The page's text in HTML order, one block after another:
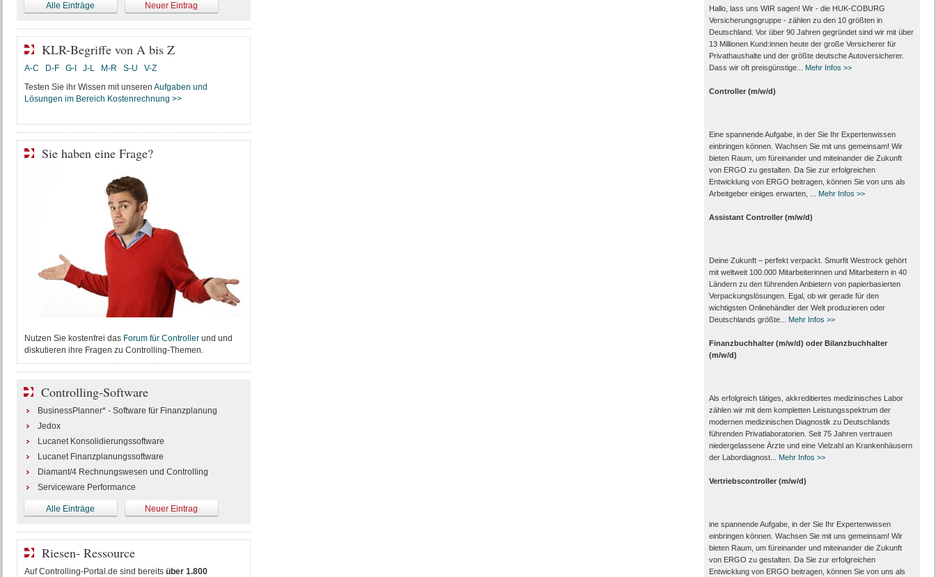
Alle Einträge Neuer Eintrag
KLR-Begriffe von A bis Z
A-C D-F G-I J-L M-R S-U
V-Z
Testen Sie ihr Wissen mit unseren Aufgaben und
Lösungen im Bereich Kostenrechnung >>
Sie haben eine Frage?
Nutzen Sie kostenfrei das Forum für Controllerund und
diskutieren ihre Fragen zu Controlling-Themen.
Controlling-Software
BusinessPlanner* - Software für Finanzplanung
Jedox
Lucanet Konsolidierungssoftware
Lucanet Finanzplanungssoftware
Diamant/4 Rechnungswesen und Controlling
Serviceware Performance
Alle Einträge Neuer Eintrag
Riesen- Ressource
Auf Controlling-Portal.de sind bereits über 1.800
Hallo, lass uns WIR sagen! Wir - die HUK-COBURG
Versicherungsgruppe - zählen zu den 10 größten in
Deutschland. Vor über 90 Jahren gegründet sind wir mit über
13 Millionen Kund:innen heute der große Versicherer für
Privathaushalte und der größte deutsche Autoversicherer.
Dass wir oft preisgünstige...
Mehr Infos >>
Controller (m/w/d)
Eine spannende Aufgabe, in der Sie Ihr Expertenwissen
einbringen können. Wachsen Sie mit uns gemeinsam! Wir
bieten Raum, um füreinander und miteinander die Zukunft
von ERGO zu gestalten. Da Sie zur erfolgreichen
Entwicklung von ERGO beitragen, können Sie von uns als
Arbeitgeber einiges erwarten, ...
Mehr Infos >>
Assistant Controller (m/w/d)
Deine Zukunft – perfekt verpackt. Smurfit Westrock gehört
mit weltweit 100.000 Mitarbeiter­innen und Mitarbeitern in 40
Ländern zu den führenden Anbietern von papier­basierten
Verpackungs­lösungen. Egal, ob wir gerade für den
wichtigsten Onlinehändler der Welt produzieren oder
Deutschlands größte...
Mehr Infos >>
Finanzbuchhalter (m/w/d) oder Bilanzbuchhalter
(m/w/d)
Als erfolgreich tätiges, akkreditiertes medizinisches Labor
zählen wir mit dem kompletten Leistungs­spektrum der
modernen medizinischen Diagnostik zu Deutschlands
führenden Privat­laboratorien. Seit 75 Jahren vertrauen
nieder­gelassene Ärzte und eine Vielzahl an Kranken­häusern
der Labor­diagnost...
Mehr Infos >>
Vertriebscontroller (m/w/d)
ine spannende Aufgabe, in der Sie Ihr Expertenwissen
einbringen können. Wachsen Sie mit uns gemeinsam! Wir
bieten Raum, um füreinander und miteinander die Zukunft
von ERGO zu gestalten. Da Sie zur erfolgreichen
Entwicklung von ERGO beitragen, können Sie von uns als